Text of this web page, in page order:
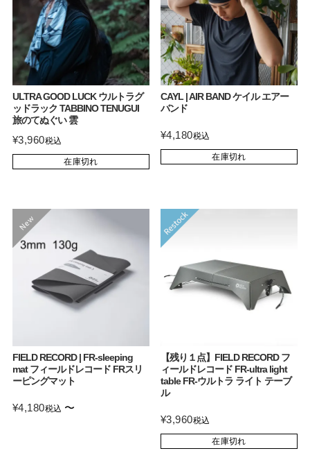
ULTRA GOOD LUCK ウルトラグ
ッドラック TABBINO TENUGUI
旅のてぬぐい 雲
¥3,960税込
在庫切れ
CAYL | AIR BAND ケイル エアー
バンド
¥4,180税込
在庫切れ
FIELD RECORD | FR-sleeping
mat フィールドレコード FRスリ
ーピングマット
¥4,180税込 〜
【残り１点】FIELD RECORD フ
ィールドレコード FR-ultra light
table FR-ウルトラ ライト テーブ
ル
¥3,960税込
在庫切れ